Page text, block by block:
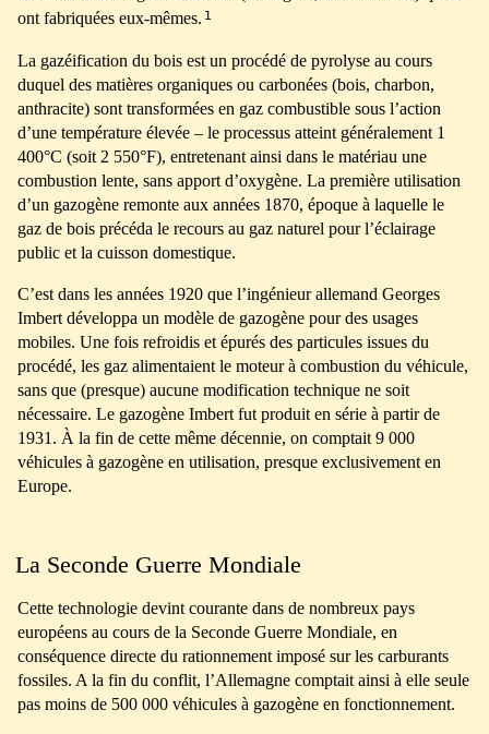
ont fabriquées eux-mêmes.1
La gazéification du bois est un procédé de pyrolyse au cours
duquel des matières organiques ou carbonées (bois, charbon,
anthracite) sont transformées en gaz combustible sous l’action
d’une température élevée – le processus atteint généralement 1
400°C (soit 2 550°F), entretenant ainsi dans le matériau une
combustion lente, sans apport d’oxygène. La première utilisation
d’un gazogène remonte aux années 1870, époque à laquelle le
gaz de bois précéda le recours au gaz naturel pour l’éclairage
public et la cuisson domestique.
C’est dans les années 1920 que l’ingénieur allemand Georges
Imbert développa un modèle de gazogène pour des usages
mobiles. Une fois refroidis et épurés des particules issues du
procédé, les gaz alimentaient le moteur à combustion du véhicule,
sans que (presque) aucune modification technique ne soit
nécessaire. Le gazogène Imbert fut produit en série à partir de
1931. À la fin de cette même décennie, on comptait 9 000
véhicules à gazogène en utilisation, presque exclusivement en
Europe.
La Seconde Guerre Mondiale
Cette technologie devint courante dans de nombreux pays
européens au cours de la Seconde Guerre Mondiale, en
conséquence directe du rationnement imposé sur les carburants
fossiles. A la fin du conflit, l’Allemagne comptait ainsi à elle seule
pas moins de 500 000 véhicules à gazogène en fonctionnement.